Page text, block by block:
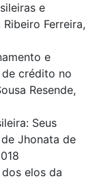
e
Ferreira,
e
crédito no
Resende,
Seus
Jhonata de
dos elos da